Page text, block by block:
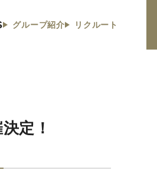
グループ紹介 リクルート
定！